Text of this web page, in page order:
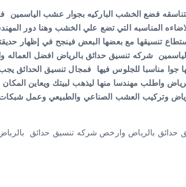
فضع الخشب الباركيه بجوار عشب
المناسبه التي تضع علي الخشب وهنا دور
واستطاع تنسيقها مع بعضها البعض فينجح في
شركه تنسيق حدائق بالرياض افضل العماله
جوا مناسبا للجلوس فيها فمجال تنسيق
واطلب مهندسا منها ليذهب لبيتك ويعاين
العشب الصناعي والطبيعي وعمل شبكات
بالرياض وارخص شركه تنسيق حدائق بالرياض